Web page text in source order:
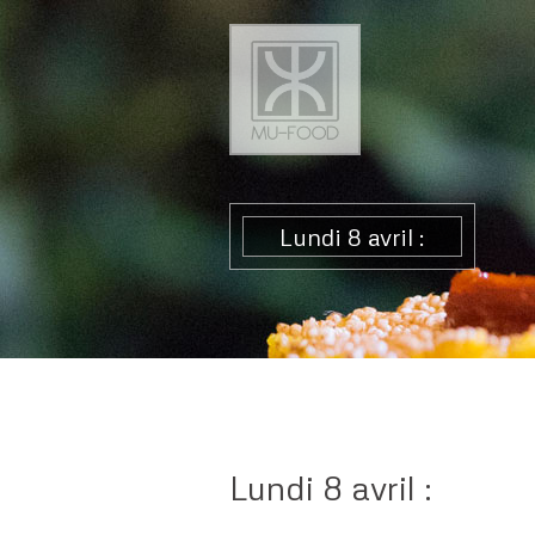
Lundi 8 avril :
Lundi 8 avril :